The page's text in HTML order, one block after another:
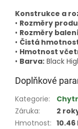
Konstrukce a
• Rozměry
• Rozměry
• Čistá
• Hmotnost
• Barva: Black
Doplňkové
Kategorie:
Záruka:
2
Hmotnost: 10.46